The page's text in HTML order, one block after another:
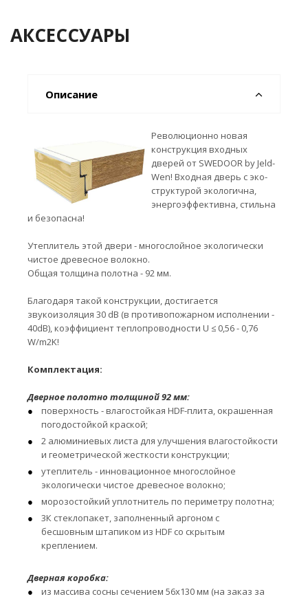
АКСЕССУАРЫ
Описание
Революционно новая
конструкция входных
дверей от SWEDOOR by Jeld-
Wen! Входная дверь с эко-
структурой экологична,
энергоэффективна, стильна
и безопасна!
Утеплитель этой двери - многослойное экологически
чистое древесное волокно.
Общая толщина полотна - 92 мм.
Благодаря такой конструкции, достигается
звукоизоляция 30 dB (в противопожарном исполнении -
40dB), коэффициент теплопроводности U ≤ 0,56 - 0,76
W/m2K!
Комплектация:
Дверное полотно толщиной 92 мм:
поверхность - влагостойкая HDF-плита, окрашенная
погодостойкой краской;
2 алюминиевых листа для улучшения влагостойкости
и геометрической жесткости конструкции;
утеплитель - инновационное многослойное
экологически чистое древесное волокно;
морозостойкий уплотнитель по периметру полотна;
3К стеклопакет, заполненный аргоном с
бесшовным штапиком из HDF со скрытым
креплением.
Дверная коробка:
из массива сосны сечением 56х130 мм (на заказ за